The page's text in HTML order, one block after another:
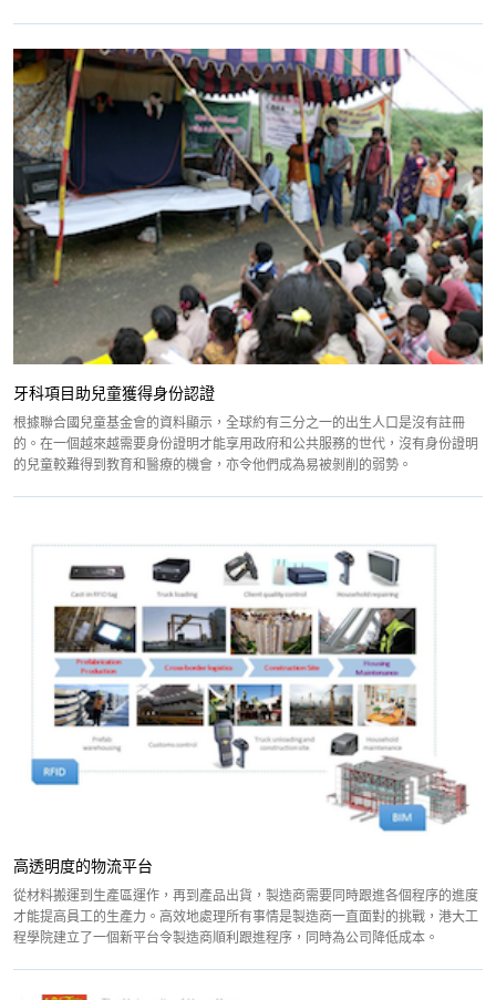
牙科項目助兒童獲得身份認證
根據聯合國兒童基金會的資料顯示，全球約有三分之一的出生人口是沒有註冊
的。在一個越來越需要身份證明才能享用政府和公共服務的世代，沒有身份證明
的兒童較難得到教育和醫療的機會，亦令他們成為易被剝削的弱勢。
高透明度的物流平台
從材料搬運到生產區運作，再到產品出貨，製造商需要同時跟進各個程序的進度
才能提高員工的生產力。高效地處理所有事情是製造商一直面對的挑戰，港大工
程學院建立了一個新平台令製造商順利跟進程序，同時為公司降低成本。